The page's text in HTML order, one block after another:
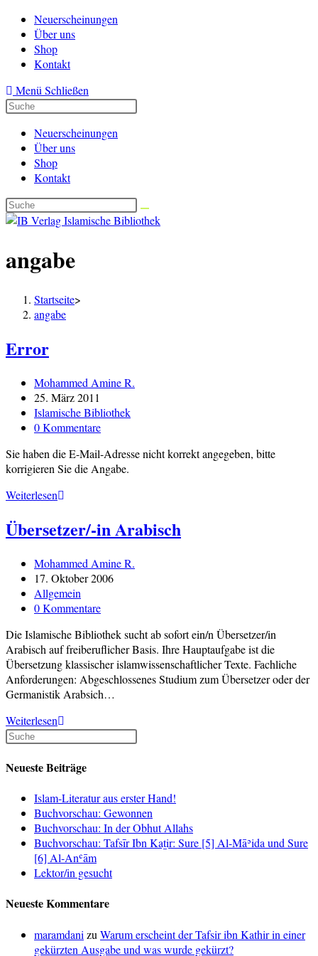
Zum
Inhalt
springen
Neuerscheinungen
Über uns
Shop
Kontakt
Menü Schließen
Neuerscheinungen
Über uns
Shop
Kontakt
angabe
Startseite>
angabe
Error
Beitrags-
Autor:
Mohammed Amine R.
Beitrag
veröffentlicht:
25. März 2011
Beitrags-
Kategorie:
Islamische Bibliothek
Beitrags-
0 Kommentare
Sie haben die E-Mail-Adresse nicht korrekt angegeben, bitte
korrigieren Sie die Angabe.
WeiterlesenError
Übersetzer/-in Arabisch
Beitrags-
Autor:
Mohammed Amine R.
Beitrag
veröffentlicht:
17. Oktober 2006
Beitrags-
Kategorie:
Allgemein
Beitrags-
0 Kommentare
Die Islamische Bibliothek sucht ab sofort ein/n Übersetzer/in
Arabisch auf freiberuflicher Basis. Ihre Hauptaufgabe ist die
Übersetzung klassischer islamwissenschaftlicher Texte. Fachliche
Anforderungen: Abgeschlossenes Studium zum Übersetzer oder der
Germanistik Arabsich…
WeiterlesenÜbersetzer/-
in
Arabisch
Neueste Beiträge
Islam-Literatur aus erster Hand!
Buchvorschau: Gewonnen
Buchvorschau: In der Obhut Allahs
Buchvorschau: Tafsīr Ibn Kaṯir: Sure [5] Al-Māʾida und Sure
[6] Al-Anʿām
Lektor/in gesucht
Neueste Kommentare
maramdani zu Warum erscheint der Tafsir ibn Kathir in einer
gekürzten Ausgabe und was wurde gekürzt?